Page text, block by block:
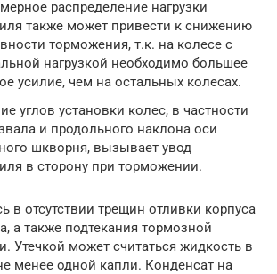
распределение нагрузки
также может привести к снижению
торможения, т.к. на колесе с
нагрузкой необходимо большее
усилие, чем на остальных колесах.
углов установки колес, в частности
и продольного наклона оси
шкворня, вызывает увод
в сторону при торможении.
в отсутствии трещин отливки корпуса
а также подтекания тормозной
Утечкой может считаться жидкость в
менее одной капли. Конденсат на